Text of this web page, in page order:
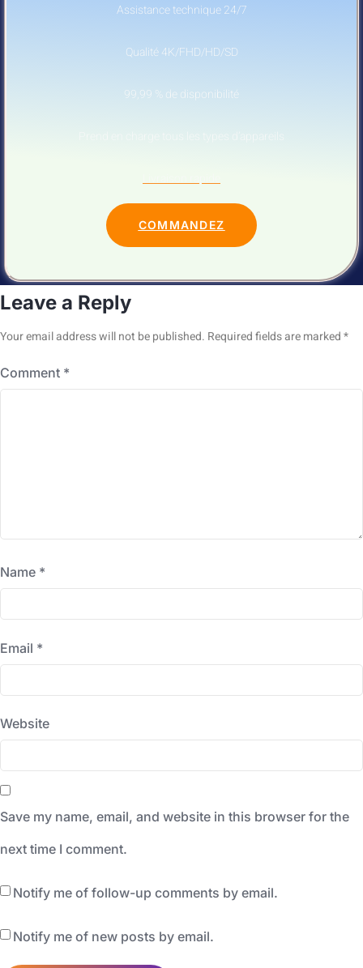
Assistance technique 24/7
Qualité 4K/FHD/HD/SD
99,99 % de disponibilité
Prend en charge tous les types d’appareils
COMMANDEZ
Leave a Reply
Your email address will not be published. Required fields are marked*
Comment *
Name *
Email *
Website
Save my name, email, and website in this browser for the
next time I comment.
Notify me of follow-up comments by email.
Notify me of new posts by email.